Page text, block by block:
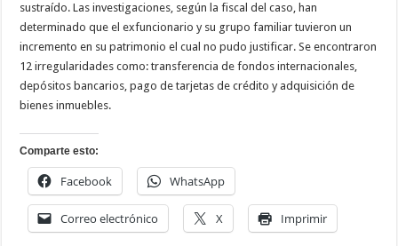
sustraído. Las investigaciones, según la fiscal del caso, han
determinado que el exfuncionario y su grupo familiar tuvieron un
incremento en su patrimonio el cual no pudo justificar. Se encontraron
12 irregularidades como: transferencia de fondos internacionales,
depósitos bancarios, pago de tarjetas de crédito y adquisición de
bienes inmuebles.
Comparte esto:
Facebook WhatsApp
Correo electrónico X Imprimir